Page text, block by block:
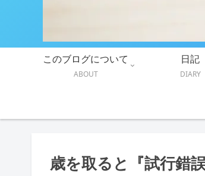
このブログについて
ABOUT
日記
DIARY
歳を取ると『試行錯